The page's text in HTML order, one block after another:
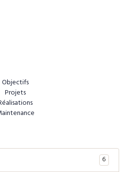
Objectifs
Projets
6